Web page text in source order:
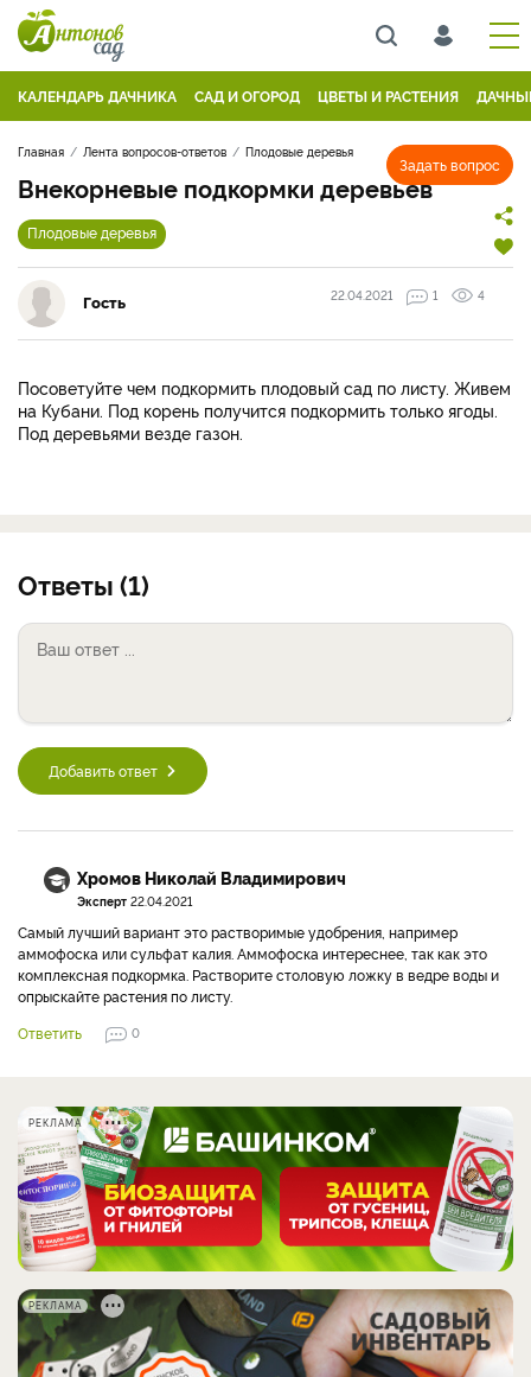
КАЛЕНДАРЬ ДАЧНИКА САД И ОГОРОД ЦВЕТЫ И РАСТЕНИЯ
Задать вопрос
Главная Лента вопросов-ответов Плодовые деревья
Внекорневые подкормки деревьев
Плодовые деревья
Гость 22.04.2021 1 4
Посоветуйте чем подкормить плодовый сад по листу. Живем
на Кубани. Под корень получится подкормить только ягоды.
Под деревьями везде газон.
Ответы (1)
Добавить ответ
Хромов Николай Владимирович
Эксперт 22.04.2021
Самый лучший вариант это растворимые удобрения, например
аммофоска или сульфат калия. Аммофоска интереснее, так как это
комплексная подкормка. Растворите столовую ложку в ведре воды и
опрыскайте растения по листу.
Ответить
0
РЕКЛАМА
РЕКЛАМА